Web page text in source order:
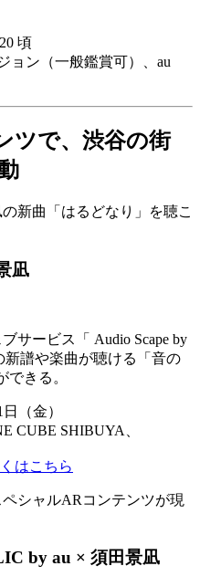
頃
ョン（一般鑑賞可）、au
ツで、渋谷の街
新曲「はるどなり」を聴こ
凪
サービス「 Audio Scape by
新譜や楽曲が聴ける「音の
きる。
（金）
CUBE SHIBUYA、
はこちら
シャルARコンテンツが現
by au × 須田景凪